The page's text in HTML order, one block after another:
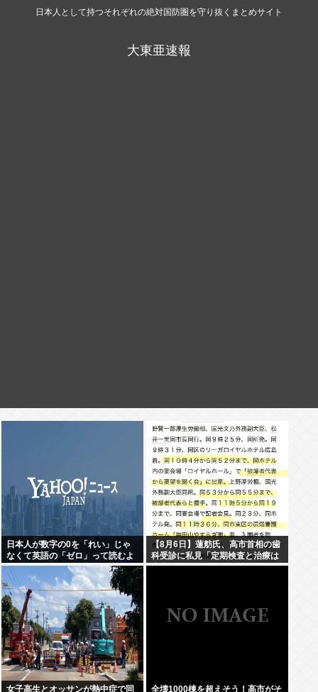
日本人として持つそれぞれの絶対国防圏を守り抜くまとめサイト
大東亜速報
日本人が数字の0を「れい」じゃ
なくて英語の「ゼロ」って読むよ
うになったのってなんでなの？
【8月6日】蓮舫氏、高市首相の歯
科受診に私見「定期検査と治療は
大事ですが…この日を避けて行く
女子高生とオッサンが熱中症で同
全壊1000棟を超えそう！高市がそ